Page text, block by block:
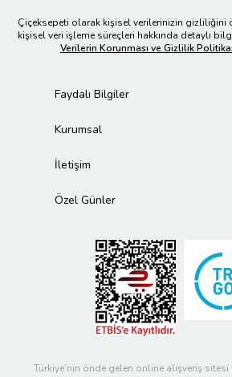
Çiçeksepeti olarak kişisel verilerinizin gizliliğini
kişisel veri işleme süreçleri hakkında detaylı
Verilerin Korunması ve Gizlilik
Faydalı Bilgiler
Kurumsal
İletişim
Özel Günler
Türkiye’nin önde gelen online alışveriş